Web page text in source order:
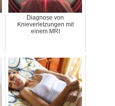
Diagnose von
Knieverletzungen mit
einem MRI